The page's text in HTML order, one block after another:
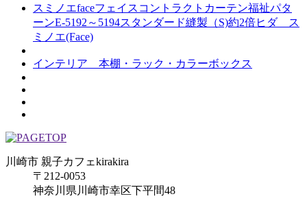
スミノエfaceフェイスコントラクトカーテン福祉パタ
ーンE-5192～5194スタンダード縫製（S)約2倍ヒダ ス
ミノエ(Face)
インテリア 本棚・ラック・カラーボックス
川崎市 親子カフェkirakira
〒212-0053
神奈川県川崎市幸区下平間48